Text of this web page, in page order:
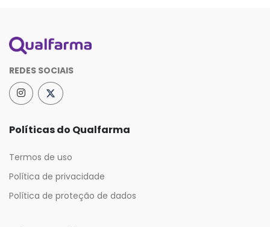
REDES SOCIAIS
Políticas do Qualfarma
Termos de uso
Política de privacidade
Política de proteção de dados